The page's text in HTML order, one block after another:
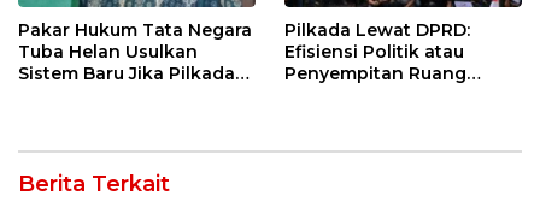
Pakar Hukum Tata Negara
Tuba Helan Usulkan
Sistem Baru Jika Pilkada
Pilkada Lewat DPRD:
Efisiensi Politik atau
Penyempitan Ruang
Berita Terkait